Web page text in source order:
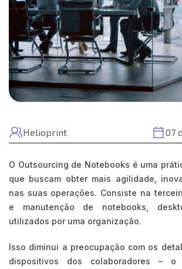
Helioprint 07
O Outsourcing de Notebooks é uma
que buscam obter mais agilidade,
nas suas operações. Consiste na
e manutenção de notebooks,
utilizados por uma organização.
Isso diminui a preocupação com os
dispositivos dos colaboradores –